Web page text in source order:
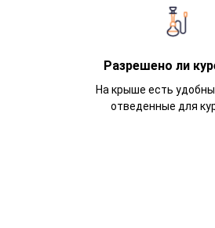
Разрешено ли
На крыше есть
отведенные для